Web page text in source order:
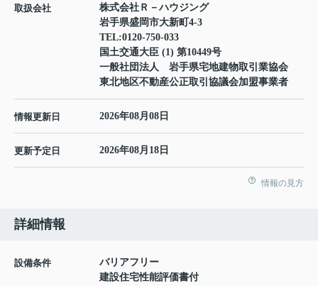
取扱会社
株式会社Ｒ－ハウジング
岩手県盛岡市大新町4-3
TEL:0120-750-033
国土交通大臣 (1) 第10449号
一般社団法人 岩手県宅地建物取引業協会
東北地区不動産公正取引協議会加盟事業者
情報更新日 2026年08月08日
更新予定日 2026年08月18日
情報の見方
詳細情報
設備条件
バリアフリー
建設住宅性能評価書付